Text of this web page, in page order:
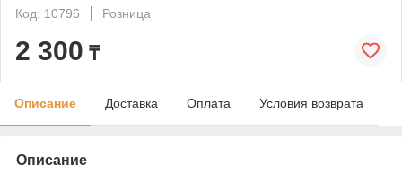
Код: 10796
Розница
2 300 ₸
Описание Доставка Оплата Условия возврата
Описание